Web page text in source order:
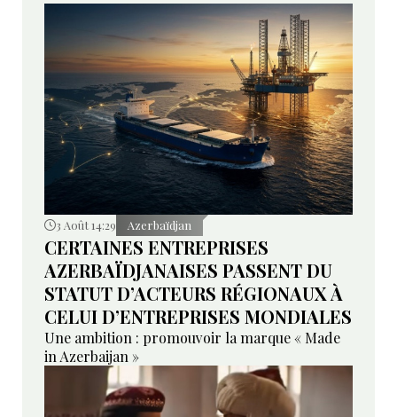
3 Août 14:29 Azerbaïdjan
CERTAINES ENTREPRISES
AZERBAÏDJANAISES PASSENT DU
STATUT D’ACTEURS RÉGIONAUX À
CELUI D’ENTREPRISES MONDIALES
Une ambition : promouvoir la marque « Made
in Azerbaijan »